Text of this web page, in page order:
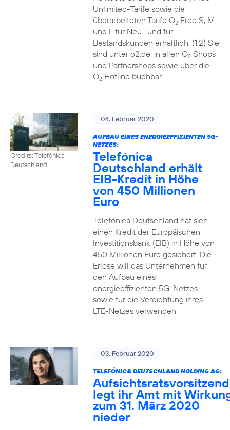
Unlimited-Tarife sowie die
überarbeiteten Tarife O2Free S, M
und L für Neu- und für
Bestandskunden erhältlich. (1,2) Sie
sind unter o2.de, in allen O2Shops
und Partnershops sowie über die
O2Hotline buchbar.
Credits: Telefónica
Deutschland
04. Februar 2020
AUFBAU EINES ENERGIEEFFIZIENTEN 5G-
NETZES:
Telefónica
Deutschland erhält
EIB-Kredit in Höhe
von 450 Millionen
Euro
Telefónica Deutschland hat sich
einen Kredit der Europäischen
Investitionsbank (EIB) in Höhe von
450 Millionen Euro gesichert. Die
Erlöse will das Unternehmen für
den Aufbau eines
energieeffizienten 5G-Netzes
sowie für die Verdichtung ihres
LTE-Netzes verwenden.
03. Februar 2020
TELEFÓNICA DEUTSCHLAND HOLDING AG:
legt ihr Amt mit
zum 31. März 2020
nieder